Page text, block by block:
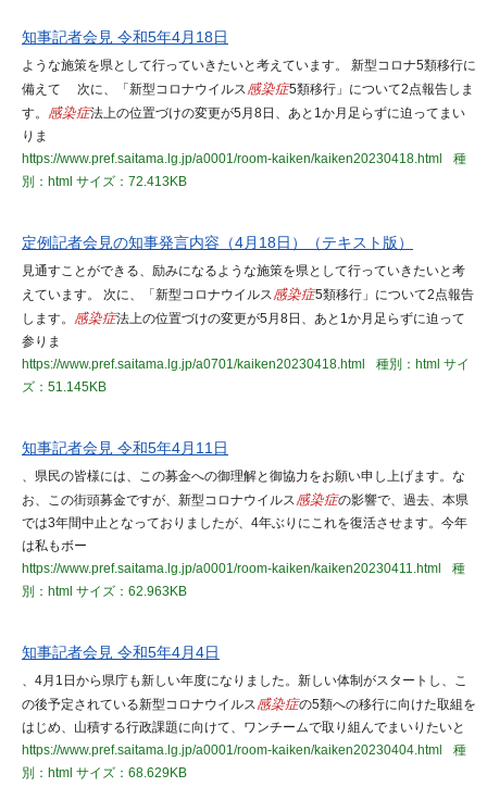
知事記者会見 令和5年4月18日
ような施策を県として行っていきたいと考えています。 新型コロナ5類移行に
備えて 次に、「新型コロナウイルス感染症5類移行」について2点報告しま
す。 感染症法上の位置づけの変更が5月8日、あと1か月足らずに迫ってまい
りま
https://www.pref.saitama.lg.jp/a0001/room-kaiken/kaiken20230418.html
種
別：html サイズ：72.413KB
定例記者会見の知事発言内容（4月18日）（テキスト版）
見通すことができる、励みになるような施策を県として行っていきたいと考
えています。 次に、「新型コロナウイルス感染症5類移行」について2点報告
します。 感染症法上の位置づけの変更が5月8日、あと1か月足らずに迫って
参りま
https://www.pref.saitama.lg.jp/a0701/kaiken20230418.html
種別：html サイ
ズ：51.145KB
知事記者会見 令和5年4月11日
、県民の皆様には、この募金への御理解と御協力をお願い申し上げます。な
お、この街頭募金ですが、新型コロナウイルス感染症の影響で、過去、本県
では3年間中止となっておりましたが、4年ぶりにこれを復活させます。今年
は私もボー
https://www.pref.saitama.lg.jp/a0001/room-kaiken/kaiken20230411.html
種
別：html サイズ：62.963KB
知事記者会見 令和5年4月4日
、4月1日から県庁も新しい年度になりました。新しい体制がスタートし、こ
の後予定されている新型コロナウイルス感染症の5類への移行に向けた取組を
はじめ、山積する行政課題に向けて、ワンチームで取り組んでまいりたいと
https://www.pref.saitama.lg.jp/a0001/room-kaiken/kaiken20230404.html
種
別：html サイズ：68.629KB